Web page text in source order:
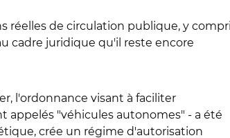
réelles de circulation publique, y
cadre juridique qu'il reste encore
l'ordonnance visant à faciliter
appelés "véhicules autonomes" - a été
crée un régime d'autorisation